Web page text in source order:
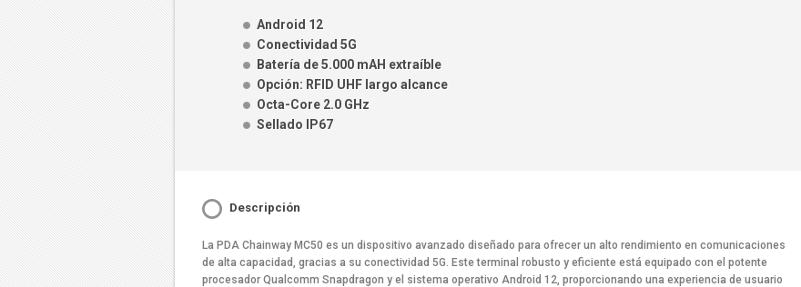
Android 12
Conectividad 5G
Batería de 5.000 mAH extraíble
Opción: RFID UHF largo alcance
Octa-Core 2.0 GHz
Sellado IP67
Descripción
La PDA Chainway MC50 es un dispositivo avanzado diseñado para ofrecer un alto rendimiento en comunicaciones
de alta capacidad, gracias a su conectividad 5G. Este terminal robusto y eficiente está equipado con el potente
procesador Qualcomm Snapdragon y el sistema operativo Android 12, proporcionando una experiencia de usuario